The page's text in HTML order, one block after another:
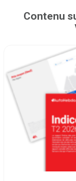
Contenu